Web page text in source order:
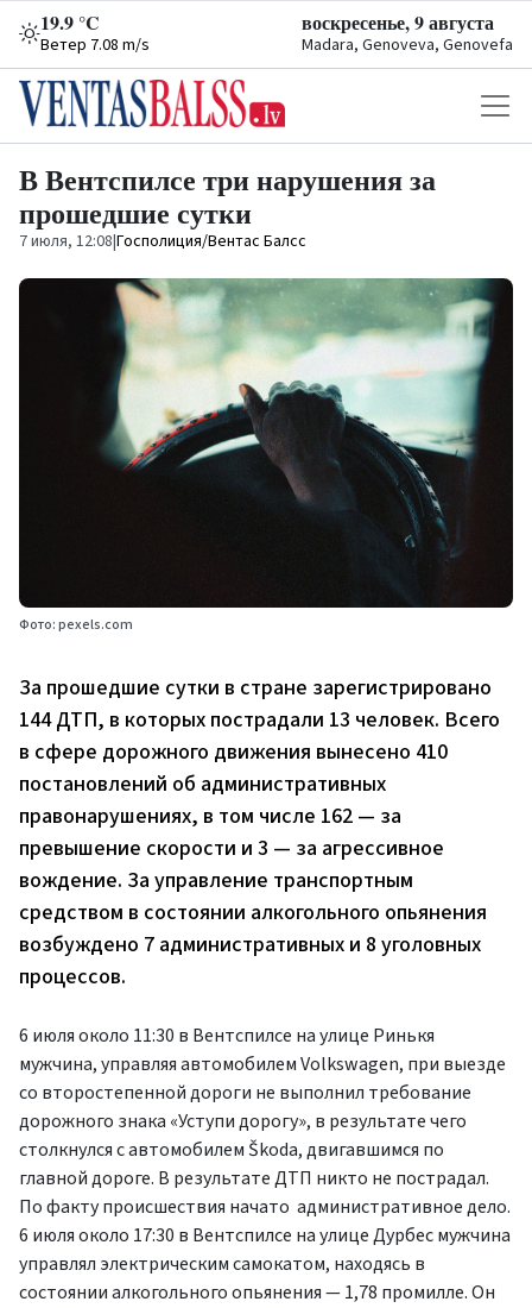
19.9 °C
Ветер 7.08 m/s
воскресенье, 9 августа
Madara, Genoveva, Genovefa
В Вентспилсе три нарушения за
прошедшие сутки
7 июля, 12:08|Госполиция/Вентас Балсс
Фото: pexels.com
За прошедшие сутки в стране зарегистрировано
144 ДТП, в которых пострадали 13 человек. Всего
в сфере дорожного движения вынесено 410
постановлений об административных
правонарушениях, в том числе 162 — за
превышение скорости и 3 — за агрессивное
вождение. За управление транспортным
средством в состоянии алкогольного опьянения
возбуждено 7 административных и 8 уголовных
процессов.
6 июля около 11:30 в Вентспилсе на улице Ринькя
мужчина, управляя автомобилем Volkswagen, при выезде
со второстепенной дороги не выполнил требование
дорожного знака «Уступи дорогу», в результате чего
столкнулся с автомобилем Škoda, двигавшимся по
главной дороге. В результате ДТП никто не пострадал.
По факту происшествия начато административное дело.
6 июля около 17:30 в Вентспилсе на улице Дурбес мужчина
управлял электрическим самокатом, находясь в
состоянии алкогольного опьянения — 1,78 промилле. Он